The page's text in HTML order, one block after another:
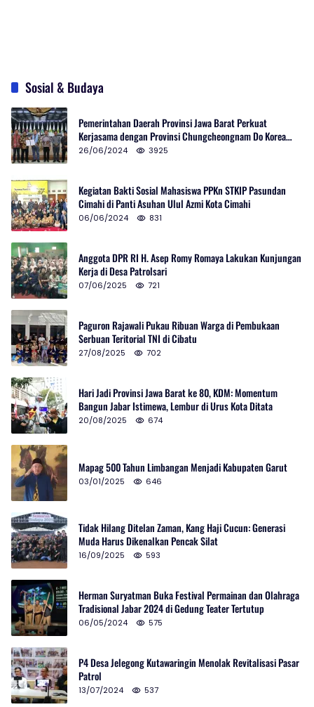
Sosial & Budaya
Pemerintahan Daerah Provinsi Jawa Barat Perkuat
Kerjasama dengan Provinsi Chungcheongnam Do Korea
Selatan
26/06/2024 3925
Kegiatan Bakti Sosial Mahasiswa PPKn STKIP Pasundan
Cimahi di Panti Asuhan Ulul Azmi Kota Cimahi
06/06/2024 831
Anggota DPR RI H. Asep Romy Romaya Lakukan Kunjungan
Kerja di Desa Patrolsari
07/06/2025 721
Paguron Rajawali Pukau Ribuan Warga di Pembukaan
Serbuan Teritorial TNI di Cibatu
27/08/2025 702
Hari Jadi Provinsi Jawa Barat ke 80, KDM: Momentum
Bangun Jabar Istimewa, Lembur di Urus Kota Ditata
20/08/2025 674
Mapag 500 Tahun Limbangan Menjadi Kabupaten Garut
03/01/2025 646
Tidak Hilang Ditelan Zaman, Kang Haji Cucun: Generasi
Muda Harus Dikenalkan Pencak Silat
16/09/2025 593
Herman Suryatman Buka Festival Permainan dan Olahraga
Tradisional Jabar 2024 di Gedung Teater Tertutup
06/05/2024 575
P4 Desa Jelegong Kutawaringin Menolak Revitalisasi Pasar
Patrol
13/07/2024 537